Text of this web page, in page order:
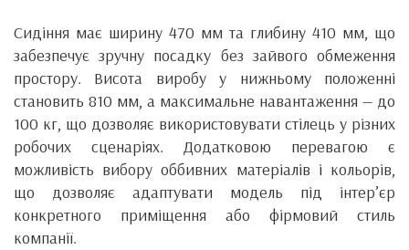
Сидіння має ширину 470 мм та глибину 410 мм, що
забезпечує зручну посадку без зайвого обмеження
простору. Висота виробу у нижньому положенні
становить 810 мм, а максимальне навантаження — до
100 кг, що дозволяє використовувати стілець у різних
робочих сценаріях. Додатковою перевагою є
можливість вибору оббивних матеріалів і кольорів,
що дозволяє адаптувати модель під інтер’єр
конкретного приміщення або фірмовий стиль
компанії.